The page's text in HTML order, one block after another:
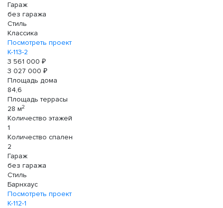
Гараж
без гаража
Стиль
Классика
Посмотреть проект
К-113-2
3 561 000 ₽
3 027 000 ₽
Площадь дома
84,6
Площадь террасы
28 м2
Количество этажей
1
Количество спален
2
Гараж
без гаража
Стиль
Барнхаус
Посмотреть проект
К-112-1